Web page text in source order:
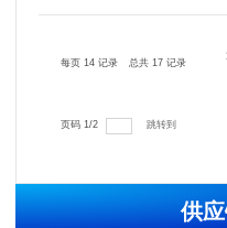
供
每页 14记录 总共 17记录
页码 1/2 跳转到